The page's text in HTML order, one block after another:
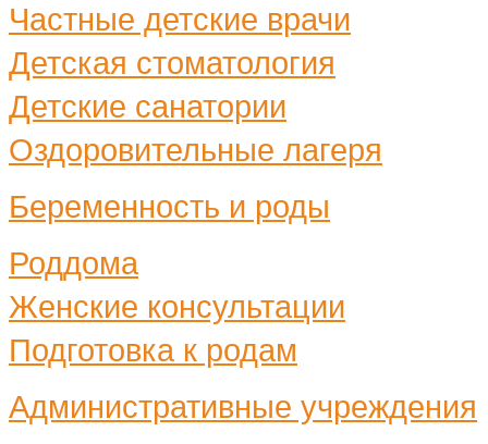
Частные детские врачи
Детская стоматология
Детские санатории
Оздоровительные лагеря
Беременность и роды
Роддома
Женские консультации
Подготовка к родам
Административные учреждения